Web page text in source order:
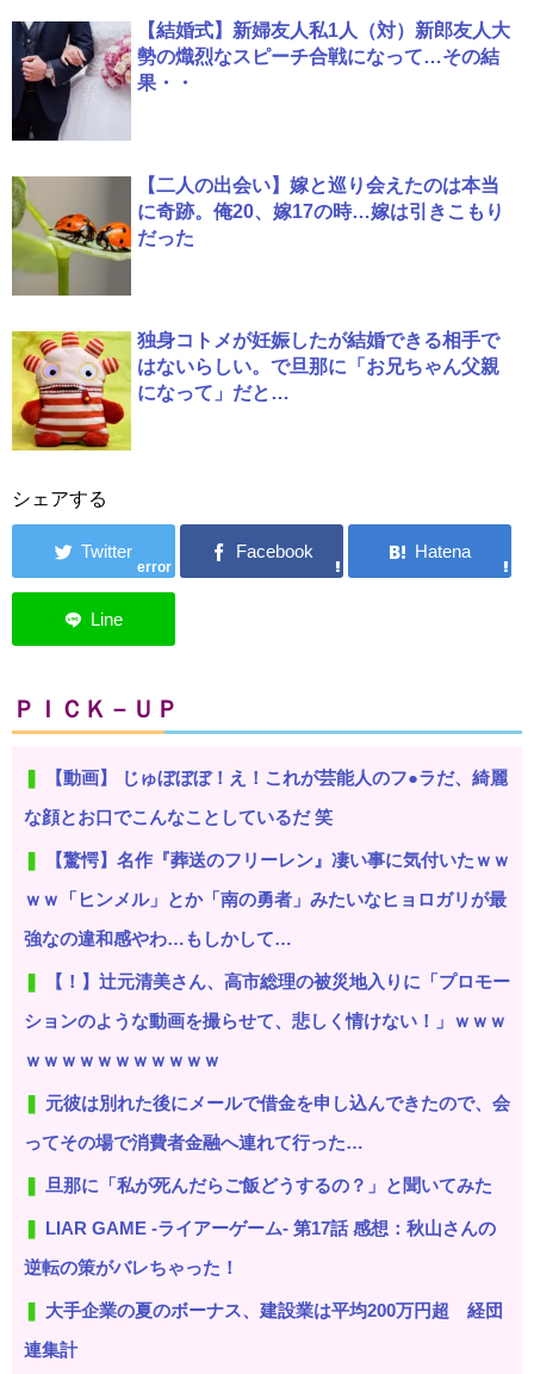
【結婚式】新婦友人私1人（対）新郎友人大
勢の熾烈なスピーチ合戦になって…その結
果・・
【二人の出会い】嫁と巡り会えたのは本当
に奇跡。俺20、嫁17の時…嫁は引きこもり
だった
独身コトメが妊娠したが結婚できる相手で
はないらしい。で旦那に「お兄ちゃん父親
になって」だと…
シェアする
error
ＰＩＣＫ－ＵＰ
【動画】 じゅぼぼぼ！え！これが芸能人のフ●ラだ、綺麗
な顔とお口でこんなことしているだ 笑
【驚愕】名作『葬送のフリーレン』凄い事に気付いたｗｗ
ｗｗ「ヒンメル」とか「南の勇者」みたいなヒョロガリが最
強なの違和感やわ…もしかして…
【！】辻元清美さん、高市総理の被災地入りに「プロモー
ションのような動画を撮らせて、悲しく情けない！」ｗｗｗ
ｗｗｗｗｗｗｗｗｗｗｗ
元彼は別れた後にメールで借金を申し込んできたので、会
ってその場で消費者金融へ連れて行った…
旦那に「私が死んだらご飯どうするの？」と聞いてみた
LIAR GAME -ライアーゲーム- 第17話 感想：秋山さんの
逆転の策がバレちゃった！
大手企業の夏のボーナス、建設業は平均200万円超 経団
連集計